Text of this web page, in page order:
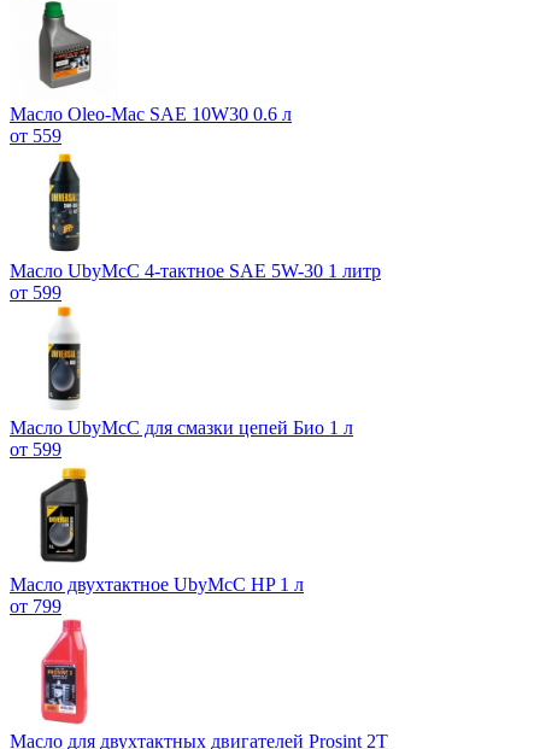
Масло Oleo-Mac SAE 10W30 0.6 л
от 559
Масло UbyMcC 4-тактное SAE 5W-30 1 литр
от 599
Масло UbyMcC для смазки цепей Био 1 л
от 599
Масло двухтактное UbyMcC HP 1 л
от 799
Масло для двухтактных двигателей Prosint 2T